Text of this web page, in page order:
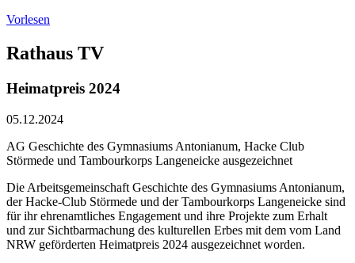
Vorlesen
Rathaus TV
Heimatpreis 2024
05.12.2024
AG Geschichte des Gymnasiums Antonianum, Hacke Club
Störmede und Tambourkorps Langeneicke ausgezeichnet
Die Arbeitsgemeinschaft Geschichte des Gymnasiums Antonianum,
der Hacke-Club Störmede und der Tambourkorps Langeneicke sind
für ihr ehrenamtliches Engagement und ihre Projekte zum Erhalt
und zur Sichtbarmachung des kulturellen Erbes mit dem vom Land
NRW geförderten Heimatpreis 2024 ausgezeichnet worden.